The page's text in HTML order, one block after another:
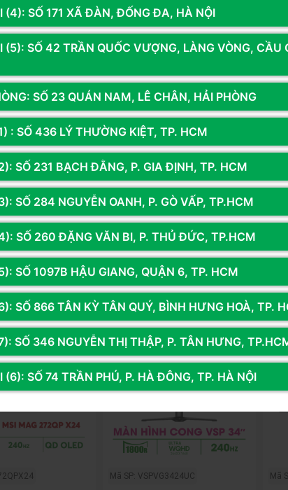
ULTRAGEAR
300HZ/1MS/SPEAKER)
Thêm vào giỏ
Mã SP: ASUVG259QM5A
MÀN HÌNH GAMING ASUS TUF
GAMING VG259QM5A (24.5
INCH/ IPS/ FHD/ 0.3MS/ 240HZ/
SPEAKER)
3.250.000đ
Còn hàng Thêm vào giỏ
Mã SP: VSPVG3424UC Mã
(4): SỐ 171 XÃ ĐÀN, ĐỐNG ĐA, HÀ NỘI
(5): SỐ 42 TRẦN QUỐC VƯỢNG, LÀNG VÒNG, CẦU
SỐ 23 QUÁN NAM, LÊ CHÂN, HẢI PHÒNG
: SỐ 436 LÝ THƯỜNG KIỆT, TP. HCM
SỐ 231 BẠCH ĐẰNG, P. GIA ĐỊNH, TP. HCM
SỐ 284 NGUYỄN OANH, P. GÒ VẤP, TP.HCM
SỐ 260 ĐẶNG VĂN BI, P. THỦ ĐỨC, TP.HCM
SỐ 1097B HẬU GIANG, QUẬN 6, TP. HCM
SỐ 866 TÂN KỲ TÂN QUÝ, BÌNH HƯNG HOÀ, TP.
SỐ 346 NGUYỄN THỊ THẬP, P. TÂN HƯNG,
(6): SỐ 74 TRẦN PHÚ, P. HÀ ĐÔNG, TP. HÀ NỘI